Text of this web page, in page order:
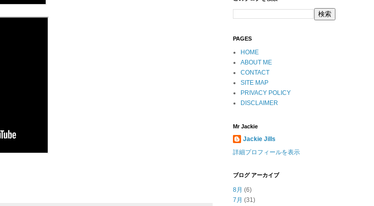
PAGES
HOME
ABOUT ME
CONTACT
SITE MAP
PRIVACY POLICY
DISCLAIMER
Mr Jackie
Jackie Jills
詳細プロフィールを表示
ブログ アーカイブ
8月 (6)
7月 (31)